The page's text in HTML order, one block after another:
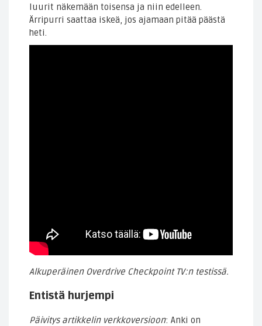
luurit näkemään toisensa ja niin edelleen.
Ärripurri saattaa iskeä, jos ajamaan pitää päästä
heti.
Alkuperäinen Overdrive Checkpoint TV:n testissä.
Entistä hurjempi
Päivitys artikkelin verkkoversioon: Anki on